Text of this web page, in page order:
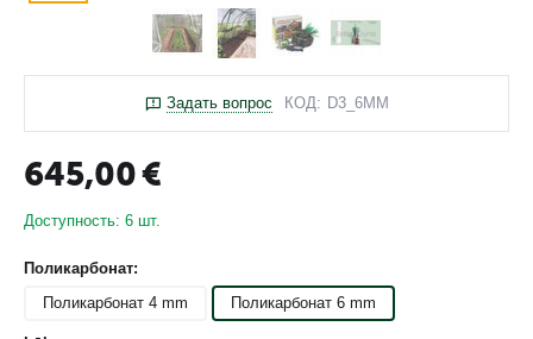
Задать вопрос КОД: D3_6MM
645,00€
Доступность: 6 шт.
Поликарбонат:
Поликарбонат 4 mm
Поликарбонат 6 mm